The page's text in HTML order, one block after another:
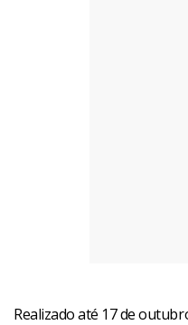
Realizado até 17 de